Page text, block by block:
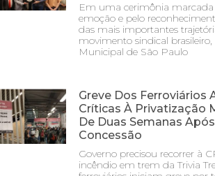
Em uma cerimônia marcada
emoção e pelo
das mais importantes
movimento sindical
Municipal de São Paulo
Greve Dos Ferroviários
Críticas À Privatização
De Duas Semanas Após
Concessão
Governo precisou recorrer à
incêndio em trem da Trivia